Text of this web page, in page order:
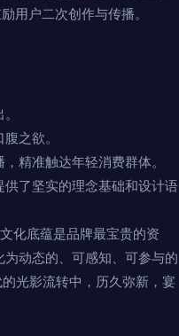
用户二次创作与传播。
之欲。
精准触达年轻消费群体。
了坚实的理念基础和设计语
化底蕴是品牌最宝贵的资
动态的、可感知、可参与的
光影流转中，历久弥新，宴